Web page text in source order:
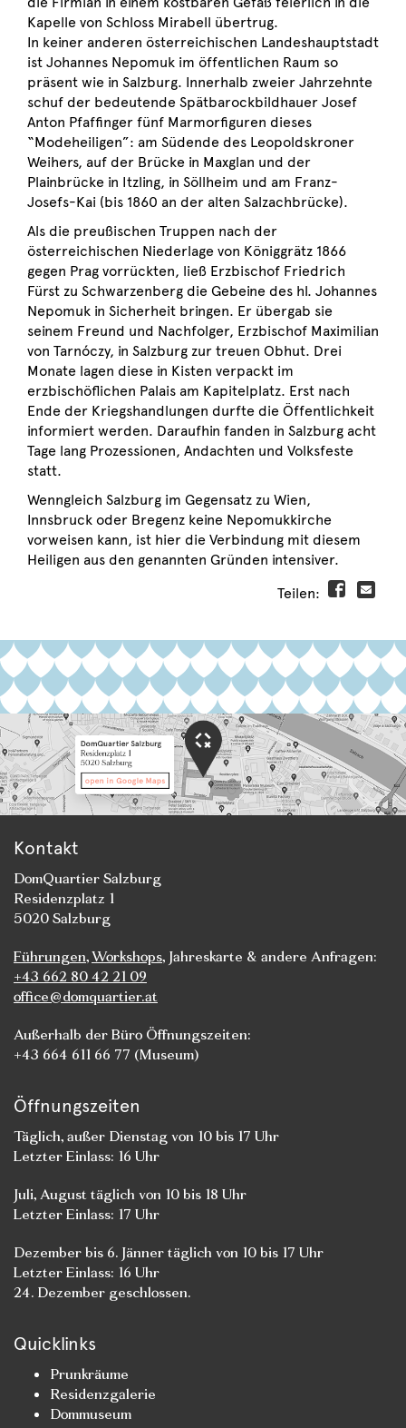
Kapelle von Schloss Mirabell übertrug.
In keiner anderen österreichischen Landeshauptstadt
ist Johannes Nepomuk im öffentlichen Raum so
präsent wie in Salzburg. Innerhalb zweier Jahrzehnte
schuf der bedeutende Spätbarockbildhauer Josef
Anton Pfaffinger fünf Marmorfiguren dieses
“Modeheiligen”: am Südende des Leopoldskroner
Weihers, auf der Brücke in Maxglan und der
Plainbrücke in Itzling, in Söllheim und am Franz-
Josefs-Kai (bis 1860 an der alten Salzachbrücke).
Als die preußischen Truppen nach der
österreichischen Niederlage von Königgrätz 1866
gegen Prag vorrückten, ließ Erzbischof Friedrich
Fürst zu Schwarzenberg die Gebeine des hl. Johannes
Nepomuk in Sicherheit bringen. Er übergab sie
seinem Freund und Nachfolger, Erzbischof Maximilian
von Tarnóczy, in Salzburg zur treuen Obhut. Drei
Monate lagen diese in Kisten verpackt im
erzbischöflichen Palais am Kapitelplatz. Erst nach
Ende der Kriegshandlungen durfte die Öffentlichkeit
informiert werden. Daraufhin fanden in Salzburg acht
Tage lang Prozessionen, Andachten und Volksfeste
statt.
Wenngleich Salzburg im Gegensatz zu Wien,
Innsbruck oder Bregenz keine Nepomukkirche
vorweisen kann, ist hier die Verbindung mit diesem
Heiligen aus den genannten Gründen intensiver.
Teilen:
Kontakt
DomQuartier Salzburg
Residenzplatz 1
5020 Salzburg
Führungen,Workshops, Jahreskarte & andere Anfragen:
+43 662 80 42 21 09
office@domquartier.at
Außerhalb der Büro Öffnungszeiten:
+43 664 611 66 77 (Museum)
Öffnungszeiten
Täglich, außer Dienstag von 10 bis 17 Uhr
Letzter Einlass: 16 Uhr
Juli, August täglich von 10 bis 18 Uhr
Letzter Einlass: 17 Uhr
Dezember bis 6. Jänner täglich von 10 bis 17 Uhr
Letzter Einlass: 16 Uhr
24. Dezember geschlossen.
Quicklinks
Prunkräume
Residenzgalerie
Dommuseum